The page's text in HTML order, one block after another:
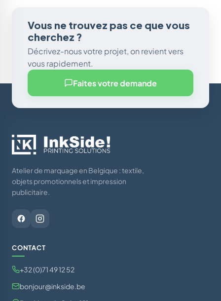
Vous ne trouvez pas ce que vous
cherchez ?
Décrivez-nous votre projet, on revient vers
vous rapidement.
Faites votre demande
Atelier de marquage en Belgique : textile,
objets promotionnels et impression
publicitaire.
CONTACT
+32 (0)71 49 12 52
bonjour@inkside.be